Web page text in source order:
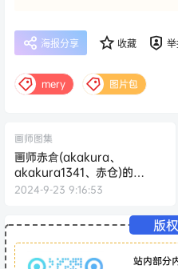
海报分享 收藏 举
mery 图片包
画师图集
画师赤倉(akakura、
akakura1341、赤仓)的
pixiv+twitter(x)图片包
2024-9-23 9:16:53
版
站内部分